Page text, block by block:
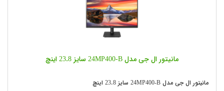
مانیتور ال جی مدل 24MP400-B سایز 23.8 اینچ
مانیتور ال جی مدل 24MP400-B سایز 23.8 اینچ